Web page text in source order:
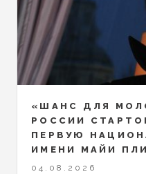
«ШАНС ДЛЯ
РОССИИ
ПЕРВУЮ
ИМЕНИ МАЙИ
04.08.2026